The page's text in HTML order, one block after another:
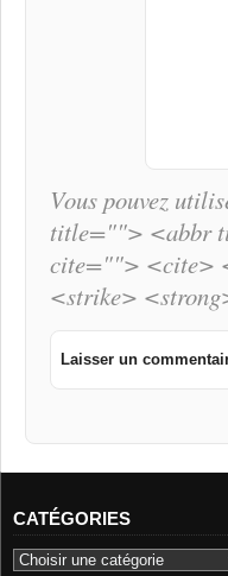
Vous pouvez
title=""> <abbr
cite=""> <cite>
<strike>
CATÉGORIES